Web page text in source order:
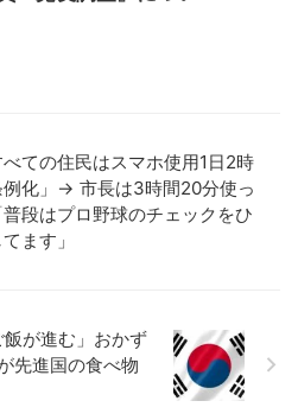
ての住民はスマホ使用1日2時
例化」→ 市長は3時間20分使っ
段はプロ野球のチェックをひ
ます」
飯が進む」おかず
先進国の食べ物